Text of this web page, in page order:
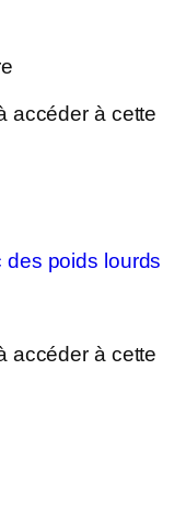
accéder à cette
des poids lourds
accéder à cette